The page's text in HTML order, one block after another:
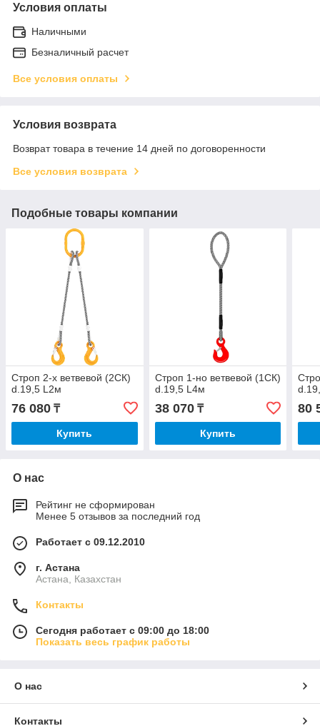
Условия оплаты
Наличными
Безналичный расчет
Все условия оплаты
Условия возврата
Возврат товара в течение 14 дней по договоренности
Все условия возврата
Подобные товары компании
Строп 2-х ветвевой (2СК)
d.19,5 L2м
76 080 ₸
Купить
Строп 1-но ветвевой (1СК)
d.19,5 L4м
38 070₸
Купить
80
О нас
Рейтинг не сформирован
Менее 5 отзывов за последний год
Работает с 09.12.2010
г. Астана
Астана, Казахстан
Контакты
Сегодня работает с 09:00 до 18:00
Показать весь график работы
О нас
Контакты